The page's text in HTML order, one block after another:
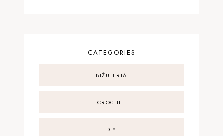
CATEGORIES
BIŻUTERIA
CROCHET
DIY